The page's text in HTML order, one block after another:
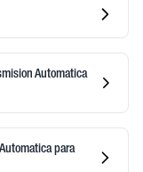
Automatica
para